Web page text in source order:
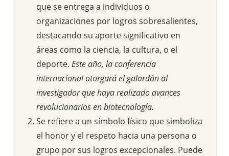
que se entrega a individuos o
organizaciones por logros sobresalientes,
destacando su aporte significativo en
áreas como la ciencia, la cultura, o el
deporte. Este año, la conferencia
internacional otorgará el galardón al
investigador que haya realizado avances
revolucionarios en biotecnología.
Se refiere a un símbolo físico que simboliza
el honor y el respeto hacia una persona o
grupo por sus logros excepcionales. Puede